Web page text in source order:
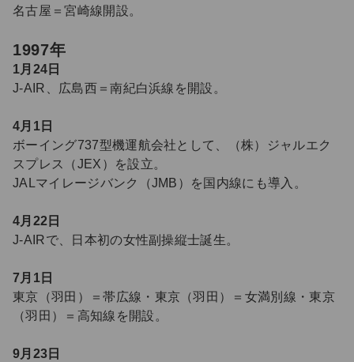
名古屋＝宮崎線開設。
1997年
1月24日
J-AIR、広島西＝南紀白浜線を開設。
4月1日
ボーイング737型機運航会社として、（株）ジャルエク
スプレス（JEX）を設立。
JALマイレージバンク（JMB）を国内線にも導入。
4月22日
J-AIRで、日本初の女性副操縦士誕生。
7月1日
東京（羽田）＝帯広線・東京（羽田）＝女満別線・東京
（羽田）＝高知線を開設。
9月23日